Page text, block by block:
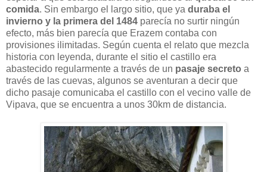
comida. Sin embargo el largo sitio, que ya duraba el
invierno y la primera del 1484 parecía no surtir ningún
efecto, más bien parecía que Erazem contaba con
provisiones ilimitadas. Según cuenta el relato que mezcla
historia con leyenda, durante el sitio el castillo era
abastecido regularmente a través de un pasaje secreto a
través de las cuevas, algunos se aventuran a decir que
dicho pasaje comunicaba el castillo con el vecino valle de
Vipava, que se encuentra a unos 30km de distancia.